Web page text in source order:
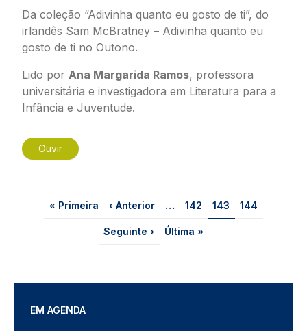
Da coleção “Adivinha quanto eu gosto de ti”, do
irlandês Sam McBratney – Adivinha quanto eu
gosto de ti no Outono.
Lido por Ana Margarida Ramos, professora
universitária e investigadora em Literatura para a
Infância e Juventude.
Ouvir
Primeira página
« Primeira Página anterior
‹ Anterior … Página
142 Página
143 Página
144
Próxima página
Seguinte › Última página
Última »
EM AGENDA